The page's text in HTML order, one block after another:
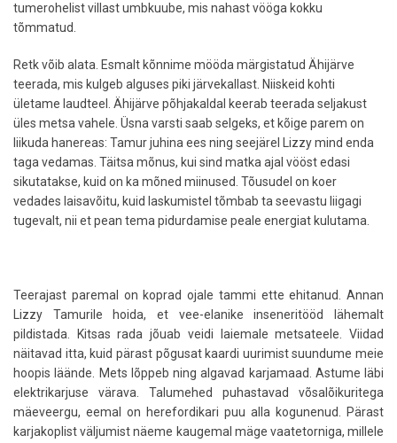
tumerohelist villast umbkuube, mis nahast vööga kokku
tõmmatud.
Retk võib alata. Esmalt kõnnime mööda märgistatud Ähijärve
teerada, mis kulgeb alguses piki järvekallast. Niiskeid kohti
ületame laudteel. Ähijärve põhjakaldal keerab teerada seljakust
üles metsa vahele. Üsna varsti saab selgeks, et kõige parem on
liikuda hanereas: Tamur juhina ees ning seejärel Lizzy mind enda
taga vedamas. Täitsa mõnus, kui sind matka ajal vööst edasi
sikutatakse, kuid on ka mõned miinused. Tõusudel on koer
vedades laisavõitu, kuid laskumistel tõmbab ta seevastu liigagi
tugevalt, nii et pean tema pidurdamise peale energiat kulutama.
Teerajast paremal on koprad ojale tammi ette ehitanud. Annan
Lizzy Tamurile hoida, et vee-elanike inseneritööd lähemalt
pildistada. Kitsas rada jõuab veidi laiemale metsateele. Viidad
näitavad itta, kuid pärast põgusat kaardi uurimist suundume meie
hoopis läände. Mets lõppeb ning algavad karjamaad. Astume läbi
elektrikarjuse värava. Talumehed puhastavad võsalõikuritega
mäeveergu, eemal on herefordikari puu alla kogunenud. Pärast
karjakoplist väljumist näeme kaugemal mäge vaatetorniga, millele